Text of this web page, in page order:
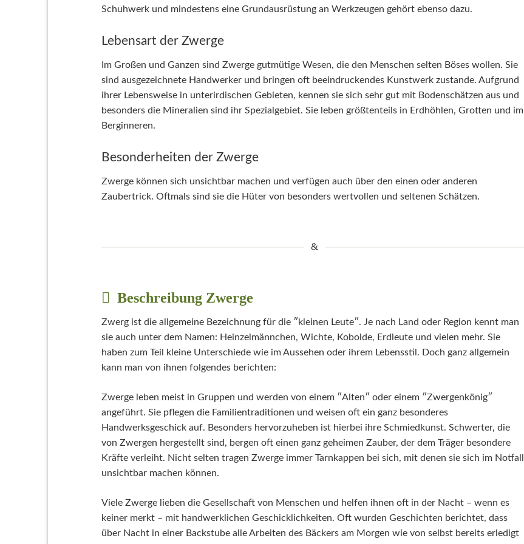
Schuhwerk und mindestens eine Grundausrüstung an Werkzeugen gehört ebenso dazu.
Lebensart der Zwerge
Im Großen und Ganzen sind Zwerge gutmütige Wesen, die den Menschen selten Böses wollen. Sie
sind ausgezeichnete Handwerker und bringen oft beeindruckendes Kunstwerk zustande. Aufgrund
ihrer Lebensweise in unterirdischen Gebieten, kennen sie sich sehr gut mit Bodenschätzen aus und
besonders die Mineralien sind ihr Spezialgebiet. Sie leben größtenteils in Erdhöhlen, Grotten und im
Berginneren.
Besonderheiten der Zwerge
Zwerge können sich unsichtbar machen und verfügen auch über den einen oder anderen
Zaubertrick. Oftmals sind sie die Hüter von besonders wertvollen und seltenen Schätzen.
Beschreibung Zwerge
Zwerg ist die allgemeine Bezeichnung für die ″kleinen Leute″. Je nach Land oder Region kennt man
sie auch unter dem Namen: Heinzelmännchen, Wichte, Kobolde, Erdleute und vielen mehr. Sie
haben zum Teil kleine Unterschiede wie im Aussehen oder ihrem Lebensstil. Doch ganz allgemein
kann man von ihnen folgendes berichten:
Zwerge leben meist in Gruppen und werden von einem ″Alten″ oder einem ″Zwergenkönig″
angeführt. Sie pflegen die Familientraditionen und weisen oft ein ganz besonderes
Handwerksgeschick auf. Besonders hervorzuheben ist hierbei ihre Schmiedkunst. Schwerter, die
von Zwergen hergestellt sind, bergen oft einen ganz geheimen Zauber, der dem Träger besondere
Kräfte verleiht. Nicht selten tragen Zwerge immer Tarnkappen bei sich, mit denen sie sich im Notfall
unsichtbar machen können.
Viele Zwerge lieben die Gesellschaft von Menschen und helfen ihnen oft in der Nacht – wenn es
keiner merkt – mit handwerklichen Geschicklichkeiten. Oft wurden Geschichten berichtet, dass
über Nacht in einer Backstube alle Arbeiten des Bäckers am Morgen wie von selbst bereits erledigt